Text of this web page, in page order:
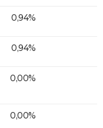
0,94%
0,94%
0,00%
0,00%